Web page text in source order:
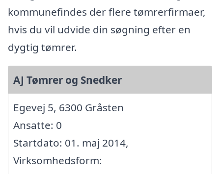
kommunefindes der flere tømrerfirmaer,
hvis du vil udvide din søgning efter en
dygtig tømrer.
AJ Tømrer og Snedker
Egevej 5, 6300 Gråsten
Ansatte: 0
Startdato: 01. maj 2014,
Virksomhedsform: